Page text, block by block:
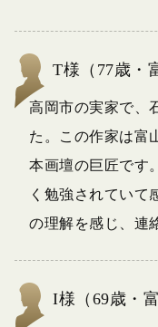
T様（77歳・
高岡市の実家で、
た。この作家は富
本画壇の巨匠です
く勉強されていて
の理解を感じ、連
I様（69歳・富